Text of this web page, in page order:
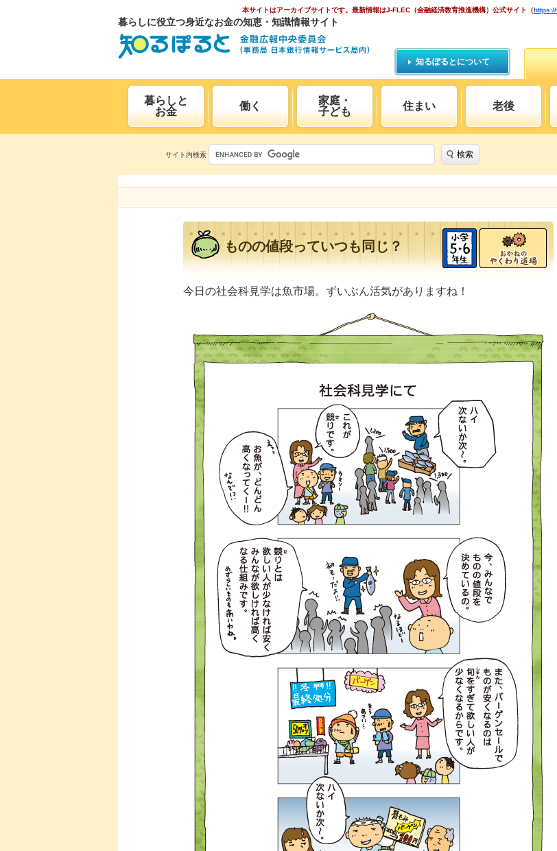
本サイトはアーカイブサイトです。 最新情報はJ-FLEC（金融経済教育推進機構）公式サイト （
暮らしに役立つ身近なお金の知恵・知識情報サイト
知るぽるとについて
暮らしと
お金
働く
家庭・
子ども
住まい 老後
サイト内検索 検索
ものの値段っていつも同じ？
今日の社会科見学は魚市場。ずいぶん活気がありますね！